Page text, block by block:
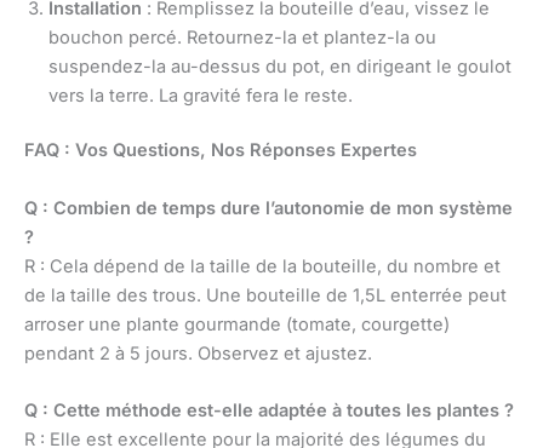
Installation : Remplissez la bouteille d’eau, vissez le
bouchon percé. Retournez-la et plantez-la ou
suspendez-la au-dessus du pot, en dirigeant le goulot
vers la terre. La gravité fera le reste.
FAQ : Vos Questions, Nos Réponses Expertes
Q : Combien de temps dure l’autonomie de mon système
?
R : Cela dépend de la taille de la bouteille, du nombre et
de la taille des trous. Une bouteille de 1,5L enterrée peut
arroser une plante gourmande (tomate, courgette)
pendant 2 à 5 jours. Observez et ajustez.
Q : Cette méthode est-elle adaptée à toutes les plantes ?
R : Elle est excellente pour la majorité des légumes du